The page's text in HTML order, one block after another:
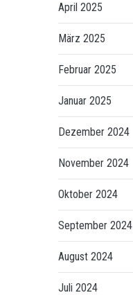
April 2025
März 2025
Februar 2025
Januar 2025
Dezember 2024
November 2024
Oktober 2024
September 2024
August 2024
Juli 2024